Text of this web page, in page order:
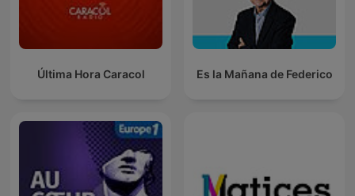
Última Hora Caracol Es la Mañana de Federico